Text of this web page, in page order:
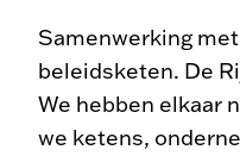
Samenwerking
beleidsketen. De
We hebben elkaar
we ketens,